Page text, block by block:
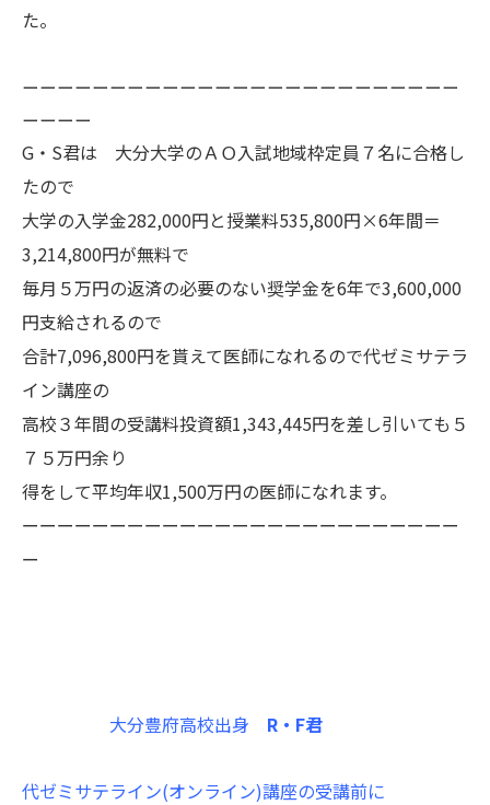
た。
ーーーーーーーーーーーーーーーーーーーーーーーーー
ーーーー
G・S君は 大分大学のＡＯ入試地域枠定員７名に合格し
たので
大学の入学金282,000円と授業料535,800円×6年間＝
3,214,800円が無料で
毎月５万円の返済の必要のない奨学金を6年で3,600,000
円支給されるので
合計7,096,800円を貰えて医師になれるので代ゼミサテラ
イン講座の
高校３年間の受講料投資額1,343,445円を差し引いても５
７５万円余り
得をして平均年収1,500万円の医師になれます。
ーーーーーーーーーーーーーーーーーーーーーーーーー
ー
大分豊府高校出身 R・F君
代ゼミサテライン(オンライン)講座の受講前に